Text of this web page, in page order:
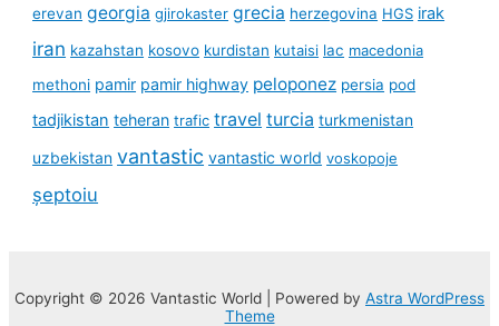
erevan georgia gjirokaster grecia herzegovina HGS irak
iran kazahstan kosovo kurdistan kutaisi lac macedonia
methoni pamir pamir highway peloponez persia pod
tadjikistan teheran trafic travel turcia turkmenistan
uzbekistan vantastic vantastic world voskopoje
șeptoiu
Copyright © 2026 Vantastic World | Powered by Astra WordPress
Theme